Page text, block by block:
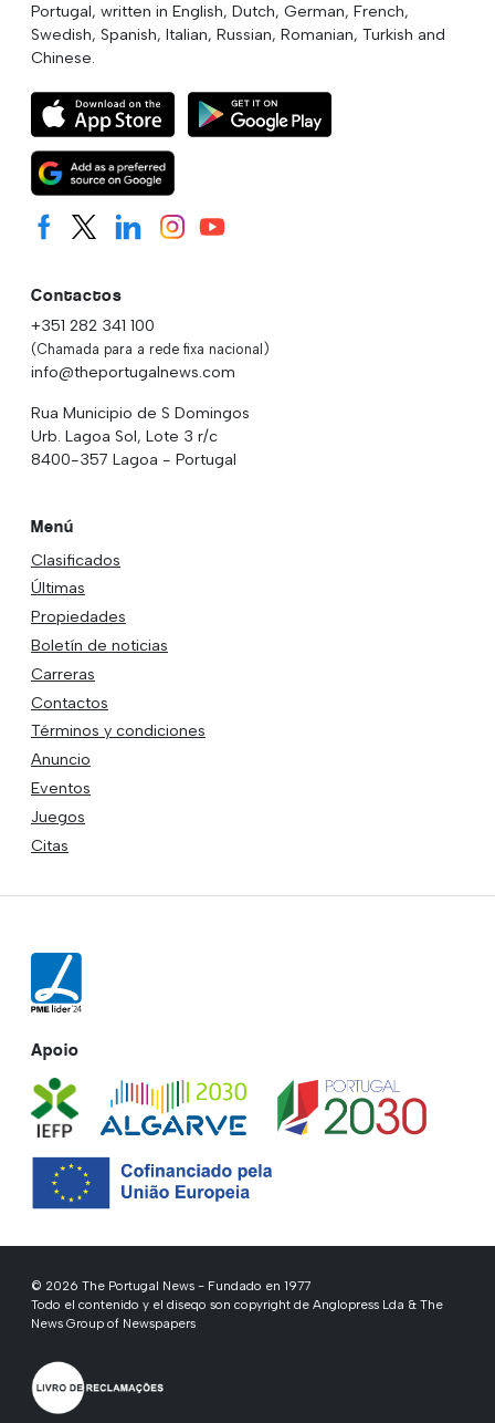
Portugal, written in English, Dutch, German, French,
Swedish, Spanish, Italian, Russian, Romanian, Turkish and
Chinese.
Contactos
+351 282 341 100
(Chamada para a rede fixa nacional)
info@theportugalnews.com
Rua Municipio de S Domingos
Urb. Lagoa Sol, Lote 3 r/c
8400-357 Lagoa - Portugal
Menú
Clasificados
Últimas
Propiedades
Boletín de noticias
Carreras
Contactos
Términos y condiciones
Anuncio
Eventos
Juegos
Citas
Apoio
© 2026 The Portugal News - Fundado en 1977
Todo el contenido y el diseqo son copyright de Anglopress Lda & The
News Group of Newspapers